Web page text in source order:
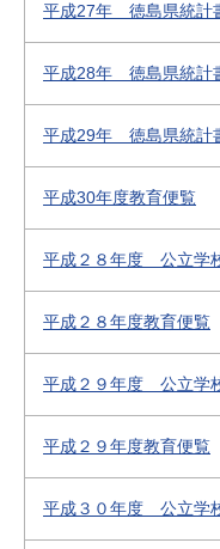
平成27年 徳島県統計
平成28年 徳島県統計
平成29年 徳島県統計
平成30年度教育便覧
平成２８年度 公立学
平成２８年度教育便覧
平成２９年度 公立学
平成２９年度教育便覧
平成３０年度 公立学